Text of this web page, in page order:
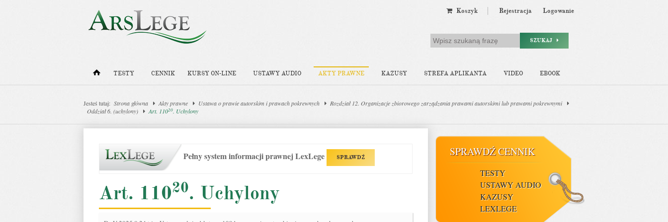
Koszyk Rejestracja Logowanie
SZUKAJ
TESTY CENNIK KURSY ON-LINE USTAWY AUDIO AKTY PRAWNE KAZUSY STREFA APLIKANTA VIDEO EBOOK
Jesteś tutaj: Strona główna Akty prawne Ustawa o prawie autorskim i prawach pokrewnych
Rozdział 12. Organizacje zbiorowego zarządzania prawami autorskimi lub prawami pokrewnymi
Oddział 6. (uchylony)
Art. 11020. Uchylony
Pełny system informacji prawnej LexLege SPRAWDŹ
Art. 11020. Uchylony
SPRAWDŹ CENNIK
TESTY
USTAWY AUDIO
KAZUSY
LEXLEGE